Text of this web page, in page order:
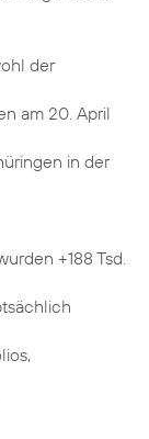
der
am 20. April
in der
+188 Tsd.